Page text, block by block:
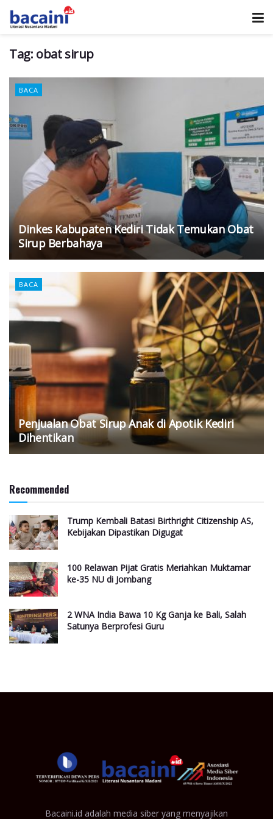
Tag: obat sirup
BACA
Dinkes Kabupaten Kediri Tidak Temukan Obat
Sirup Berbahaya
BACA
Penjualan Obat Sirup Anak di Apotik Kediri
Dihentikan
Recommended
Trump Kembali Batasi Birthright Citizenship AS,
Kebijakan Dipastikan Digugat
100 Relawan Pijat Gratis Meriahkan Muktamar
ke-35 NU di Jombang
2 WNA India Bawa 10 Kg Ganja ke Bali, Salah
Satunya Berprofesi Guru
Bacaini.id adalah media siber yang menyajikan